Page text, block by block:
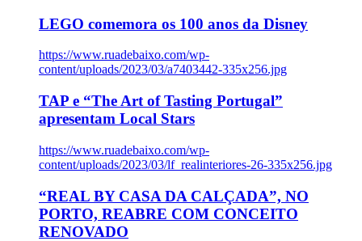
LEGO comemora os 100 anos da Disney
https://www.ruadebaixo.com/wp-
content/uploads/2023/03/a7403442-335x256.jpg
TAP e “The Art of Tasting Portugal”
apresentam Local Stars
https://www.ruadebaixo.com/wp-
content/uploads/2023/03/lf_realinteriores-26-335x256.jpg
“REAL BY CASA DA CALÇADA”, NO
PORTO, REABRE COM CONCEITO
RENOVADO